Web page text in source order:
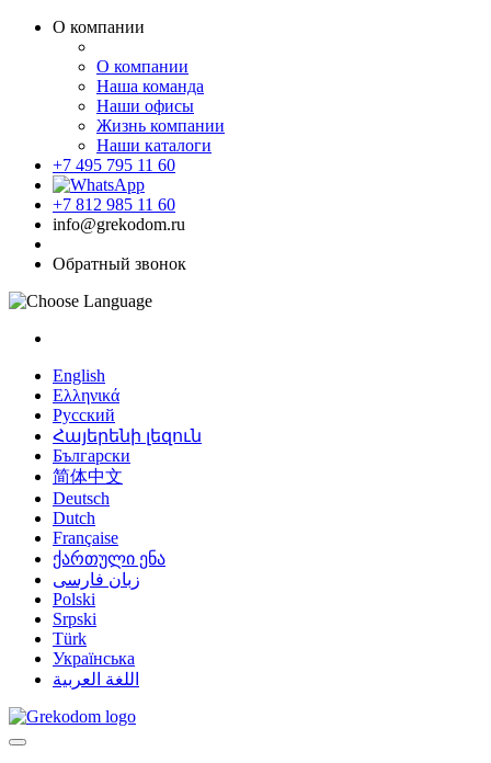
О компании
О компании
Наша команда
Наши офисы
Жизнь компании
Наши каталоги
+7 495 795 11 60
+7 812 985 11 60
info@grekodom.ru
Обратный звонок
English
Ελληνικά
Русский
Հայերենի լեզուն
Български
简体中文
Deutsch
Dutch
Française
ქართული ენა
زبان فارسی
Polski
Srpski
Türk
Українська
اللغة العربية